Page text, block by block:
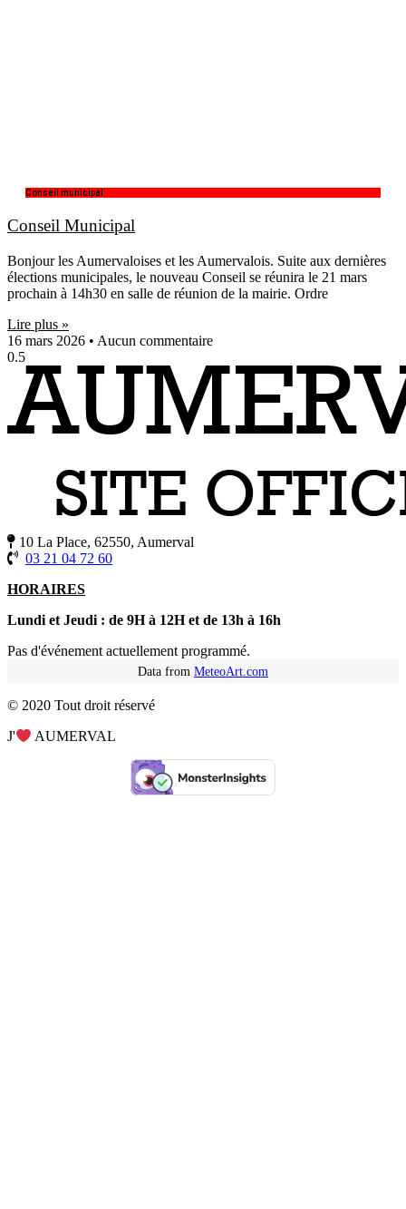
Conseil municipal
Conseil Municipal
Bonjour les Aumervaloises et les Aumervalois. Suite aux dernières
élections municipales, le nouveau Conseil se réunira le 21 mars
prochain à 14h30 en salle de réunion de la mairie. Ordre
Lire plus »
16 mars 2026
Aucun commentaire
10 La Place, 62550, Aumerval
03 21 04 72 60
HORAIRES
Lundi et Jeudi : de 9H à 12H et de 13h à 16h
Pas d'événement actuellement programmé.
Data from MeteoArt.com
© 2020 Tout droit réservé
J' AUMERVAL